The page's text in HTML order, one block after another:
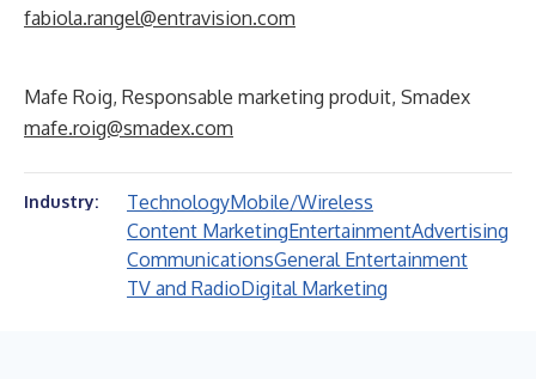
fabiola.rangel@entravision.com
Mafe Roig, Responsable marketing produit, Smadex
mafe.roig@smadex.com
Industry: TechnologyMobile/Wireless
Content MarketingEntertainmentAdvertising
CommunicationsGeneral Entertainment
TV and RadioDigital Marketing